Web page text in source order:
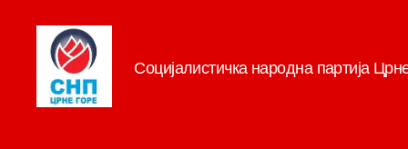
Социјалистичка народна партија